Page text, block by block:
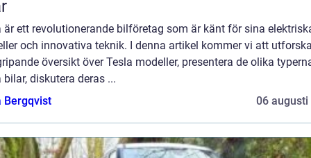
är ett revolutionerande bilföretag som är känt för sina
och innovativa teknik. I denna artikel kommer vi att
översikt över Tesla modeller, presentera de olika
bilar, diskutera deras ...
Bergqvist
06 augusti